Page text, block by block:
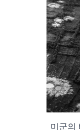
미군의